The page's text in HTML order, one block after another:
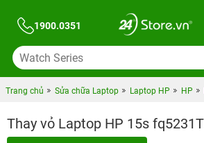
1900.0351
Trang chủ Sửa chữa Laptop Laptop HP HP
Thay vỏ Laptop HP 15s